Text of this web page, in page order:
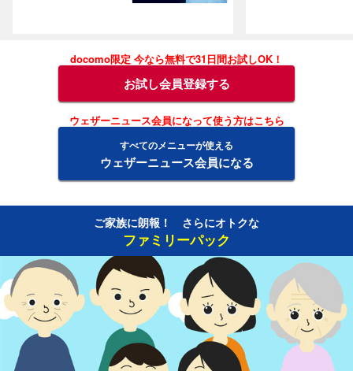
docomo限定 今なら無料で31日間お試しOK！
お試し会員登録する
ウェザーニュース会員になって使う方はこちら
すべてのメニューが使える
ウェザーニュース会員になる
ご家族に朗報！ さらにオトクな
ファミリーパック